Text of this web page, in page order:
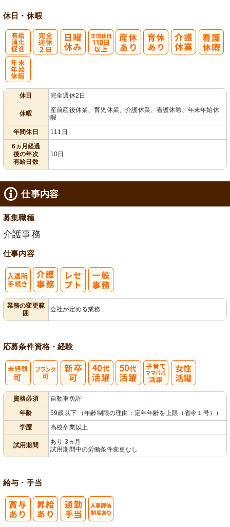
休日・休暇
休日 完全週休2日
休暇
産前産後休業、育児休業、介護休業、看護休暇、年末年始休
暇
年間休日
111日
6ヵ月経過
後の年次
有給日数
10日
仕事内容
募集職種
介護事務
仕事内容
業務の変更範
囲
会社が定める業務
応募条件資格・経験
資格必須
自動車免許
年齢
59歳以下 （年齢制限の理由：定年年齢を上限（省令１号））
学歴
高校卒業以上
試用期間
あり 3ヵ月
試用期間中の労働条件変更なし
給与・手当